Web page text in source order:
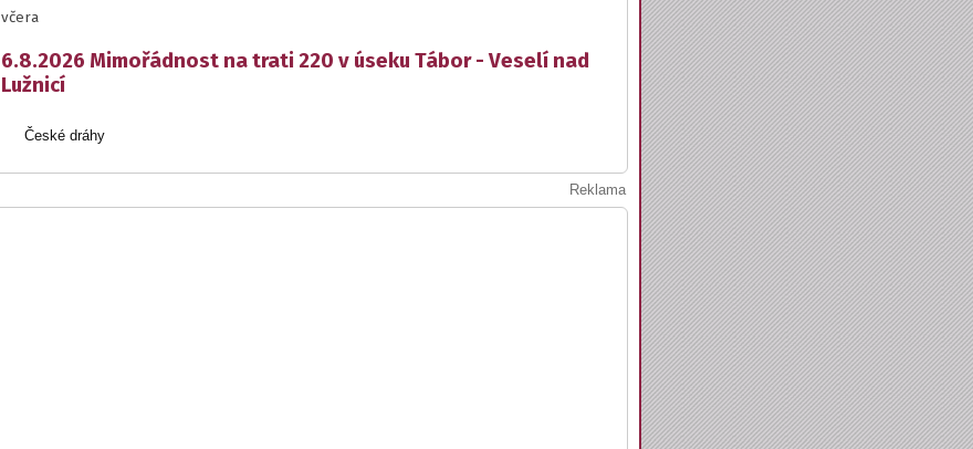
včera
6.8.2026 Mimořádnost na trati 220 v úseku Tábor - Veselí nad
Lužnicí
České dráhy
Reklama